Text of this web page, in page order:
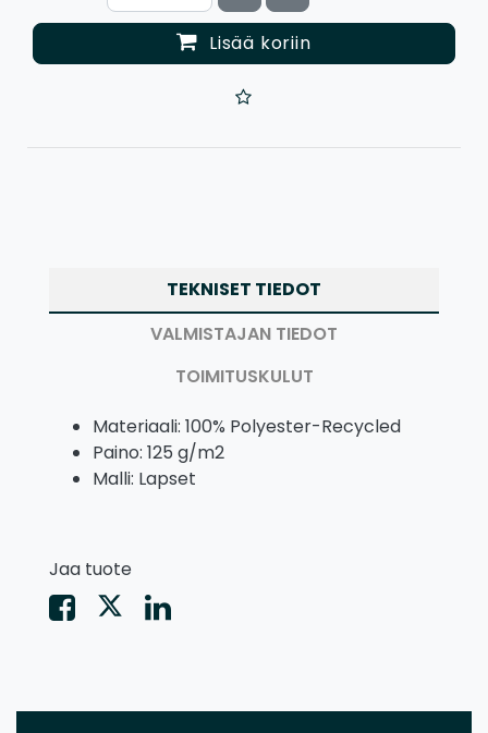
Lisää koriin
TEKNISET TIEDOT
VALMISTAJAN TIEDOT
TOIMITUSKULUT
Materiaali: 100% Polyester-Recycled
Paino: 125 g/m2
Malli: Lapset
Jaa tuote